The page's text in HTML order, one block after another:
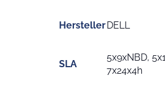
HerstellerDELL
SLA
5x9xNBD,
7x24x4h